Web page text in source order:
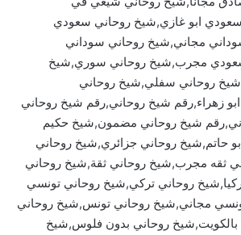
ابو غازي,شيخ روحاني سعودي
مجاني,شيخ روحاني سوداني
مجرب,شيخ روحاني سوري,شيخ
روحاني سفلي,شيخ روحاني
زهراء,رقم شيخ روحاني,رقم شيخ روحاني
شيخ روحاني مضمون,شيخ حكيم
حاتم,شيخ روحاني جزائري,شيخ روحاني
ثقه مجرب,شيخ روحاني ثقة,شيخ روحاني
روحاني تركي,شيخ روحاني تونسي
مجاني,شيخ روحاني تونس,شيخ روحاني
بالكويت,شيخ روحاني بدون فلوس,شيخ